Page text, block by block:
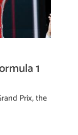
1
Prix, the